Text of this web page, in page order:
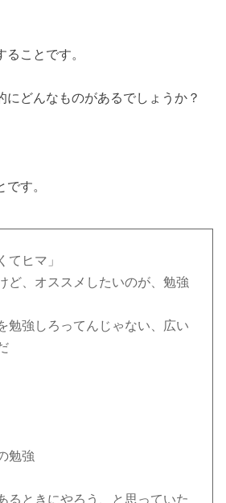
ことです。
にどんなものがあるでしょうか？
す。
てヒマ」
ど、オススメしたいのが、勉強
勉強しろってんじゃない、広い
勉強
るときにやろう、と思っていた